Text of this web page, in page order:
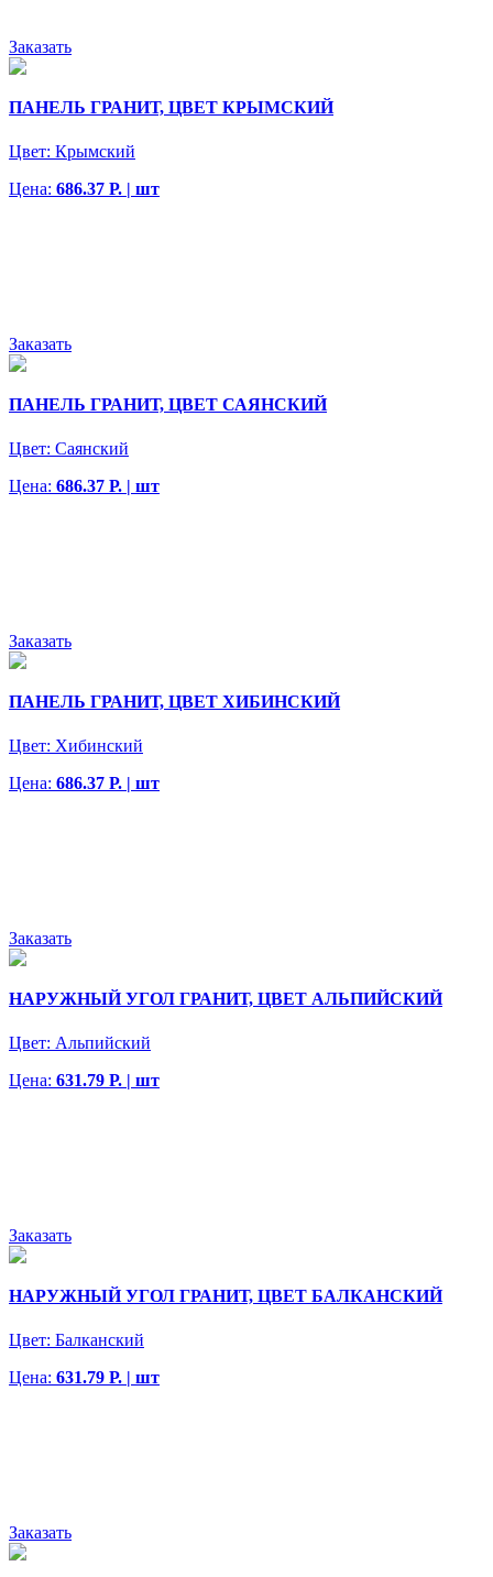
Заказать
ПАНЕЛЬ ГРАНИТ, ЦВЕТ КРЫМСКИЙ
Цвет: Крымский
Цена: 686.37 Р. | шт
Заказать
ПАНЕЛЬ ГРАНИТ, ЦВЕТ САЯНСКИЙ
Цвет: Саянский
Цена: 686.37 Р. | шт
Заказать
ПАНЕЛЬ ГРАНИТ, ЦВЕТ ХИБИНСКИЙ
Цвет: Хибинский
Цена: 686.37 Р. | шт
Заказать
НАРУЖНЫЙ УГОЛ ГРАНИТ, ЦВЕТ АЛЬПИЙСКИЙ
Цвет: Альпийский
Цена: 631.79 Р. | шт
Заказать
НАРУЖНЫЙ УГОЛ ГРАНИТ, ЦВЕТ БАЛКАНСКИЙ
Цвет: Балканский
Цена: 631.79 Р. | шт
Заказать